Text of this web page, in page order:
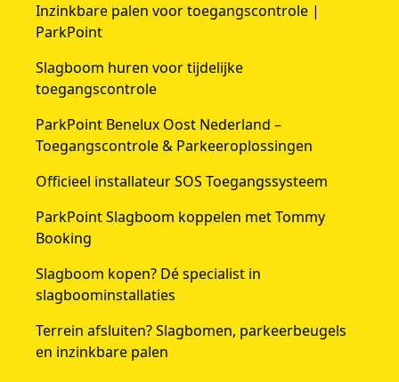
Inzinkbare palen voor toegangscontrole |
ParkPoint
Slagboom huren voor tijdelijke
toegangscontrole
ParkPoint Benelux Oost Nederland –
Toegangscontrole & Parkeeroplossingen
Officieel installateur SOS Toegangssysteem
ParkPoint Slagboom koppelen met Tommy
Booking
Slagboom kopen? Dé specialist in
slagboominstallaties
Terrein afsluiten? Slagbomen, parkeerbeugels
en inzinkbare palen